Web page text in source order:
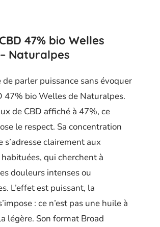
47% bio Welles
Naturalpes
de parler puissance sans évoquer
47% bio Welles de Naturalpes.
de CBD affiché à 47%, ce
le respect. Sa concentration
s’adresse clairement aux
qui cherchent à
douleurs intenses ou
L’effet est puissant, la
: ce n’est pas une huile à
légère. Son format Broad